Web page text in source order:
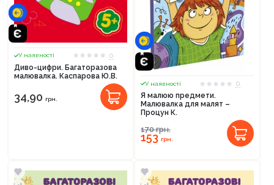
У наявності
0
Диво-цифри. Багаторазова
малювалка. Каспарова Ю.В.
34,90 грн.
У наявності
0
Я малюю предмети.
Малювалка для малят –
Процун К.
170грн.
153грн.